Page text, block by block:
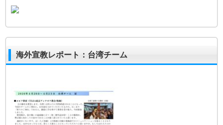
海外宣教レポート：台湾チーム